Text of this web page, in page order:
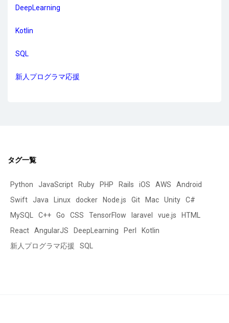
DeepLearning
Kotlin
SQL
新人プログラマ応援
タグ一覧
Python JavaScript Ruby PHP Rails iOS AWS
Android
Swift
Java Linux docker Node.js Git Mac Unity
C#
MySQL
C++ Go CSS TensorFlow laravel vue.js
HTML
React
AngularJS DeepLearning Perl
Kotlin
新人プログラマ応援
SQL